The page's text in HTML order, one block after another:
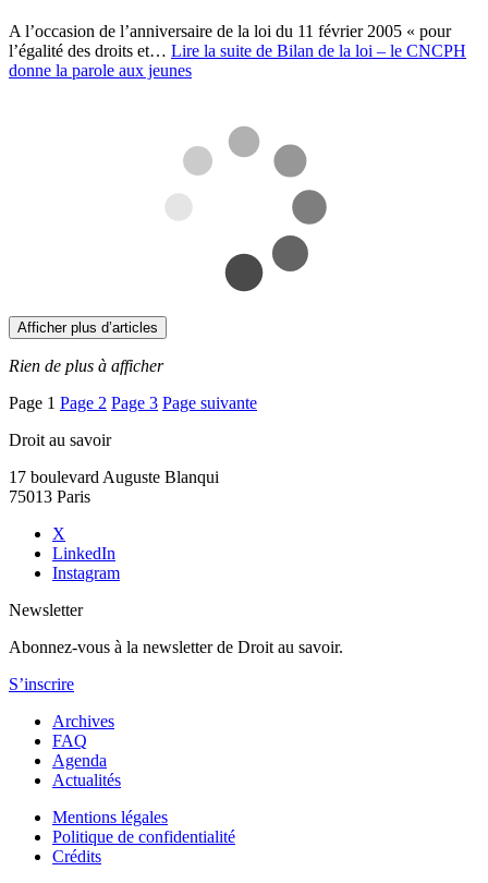
A l’occasion de l’anniversaire de la loi du 11 février 2005 « pour
l’égalité des droits et… Lire la suite de Bilan de la loi – le CNCPH
donne la parole aux jeunes
Afficher plus d’articles
Rien de plus à afficher
Pagination
des
publications
Page 1 Page 2 Page 3 Page suivante
Droit au savoir
17 boulevard Auguste Blanqui
75013 Paris
X
LinkedIn
Instagram
Newsletter
Abonnez-vous à la newsletter de Droit au savoir.
S’inscrire
Archives
FAQ
Agenda
Actualités
Mentions légales
Politique de confidentialité
Crédits